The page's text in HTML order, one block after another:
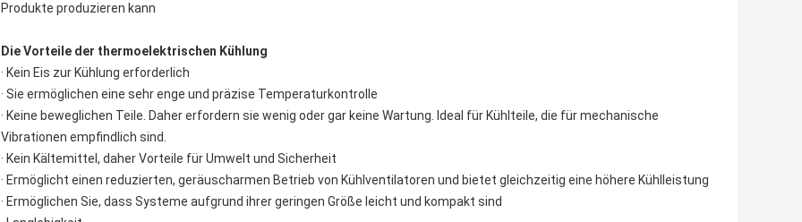
Produkte produzieren kann
Die Vorteile der thermoelektrischen Kühlung
· Kein Eis zur Kühlung erforderlich
· Sie ermöglichen eine sehr enge und präzise Temperaturkontrolle
· Keine beweglichen Teile. Daher erfordern sie wenig oder gar keine Wartung. Ideal für Kühlteile, die für mechanische
Vibrationen empfindlich sind.
· Kein Kältemittel, daher Vorteile für Umwelt und Sicherheit
· Ermöglicht einen reduzierten, geräuscharmen Betrieb von Kühlventilatoren und bietet gleichzeitig eine höhere Kühlleistung
· Ermöglichen Sie, dass Systeme aufgrund ihrer geringen Größe leicht und kompakt sind